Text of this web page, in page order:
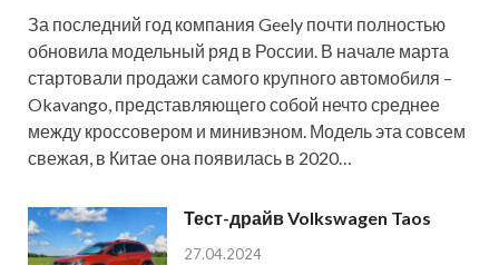
За последний год компания Geely почти полностью
обновила модельный ряд в России. В начале марта
стартовали продажи самого крупного автомобиля –
Okavango, представляющего собой нечто среднее
между кроссовером и минивэном. Модель эта совсем
свежая, в Китае она появилась в 2020…
Тест-драйв Volkswagen Taos
27.04.2024